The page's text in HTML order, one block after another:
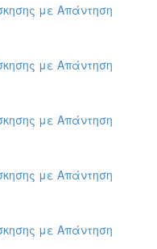
με Απάντηση
με Απάντηση
με Απάντηση
με Απάντηση
με Απάντηση